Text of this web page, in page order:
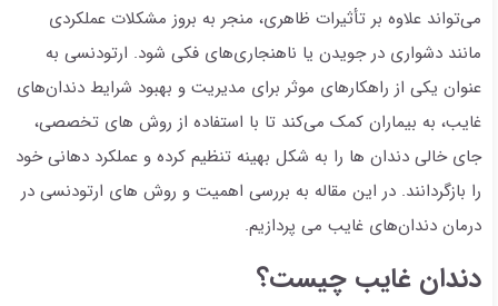
می‌تواند علاوه بر تأثیرات ظاهری، منجر به بروز مشکلات عملکردی
مانند دشواری در جویدن یا ناهنجاری‌های فکی شود. ارتودنسی به
عنوان یکی از راهکارهای موثر برای مدیریت و بهبود شرایط دندان‌های
غایب، به بیماران کمک می‌کند تا با استفاده از روش های تخصصی،
جای خالی دندان ها را به شکل بهینه تنظیم کرده و عملکرد دهانی خود
را بازگردانند. در این مقاله به بررسی اهمیت و روش های ارتودنسی در
درمان دندان‌های غایب می پردازیم.
دندان غایب چیست؟